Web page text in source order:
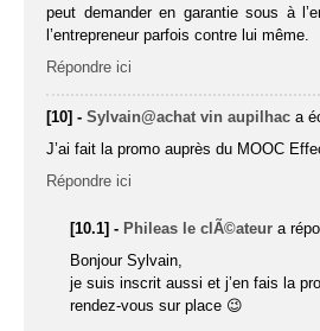
peut demander en garantie sous à
l’entrepreneur parfois contre lui même.
Répondre ici
[10] -Sylvain@achat vin aupilhac a
J’ai fait la promo auprès du MOOC
Répondre ici
[10.1] - Phileas le clÃ©ateur a
Bonjour Sylvain,
je suis inscrit aussi et j’en fais la
rendez-vous sur place 😉